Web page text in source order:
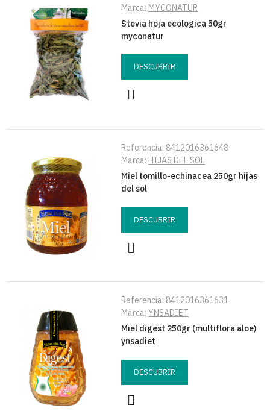
Marca: MYCONATUR
Stevia hoja ecologica 50gr
myconatur
DESCUBRIR
Referencia: 8412016361648
Marca: HIJAS DEL SOL
Miel tomillo-echinacea 250gr hijas
del sol
DESCUBRIR
Referencia: 8412016361631
Marca:YNSADIET
Miel digest 250gr (multiflora aloe)
ynsadiet
DESCUBRIR